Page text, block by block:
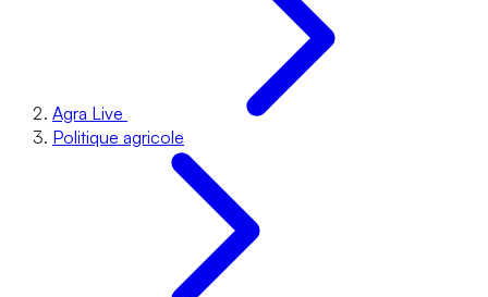
Agra Live
Politique agricole